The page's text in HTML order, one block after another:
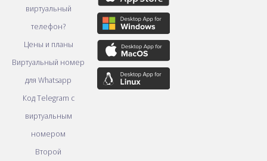
виртуальный
телефон?
Цены и планы
Виртуальный номер
для Whatsapp
Код Telegram с
виртуальным
номером
Второй